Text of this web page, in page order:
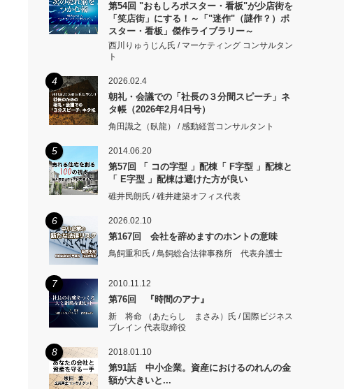
第54回 "おもしろポスター・看板"が少店街を
「笑店街」にする！～「"迷作"（謎作？）ポ
スター・看板」傑作ライブラリー～
西川りゅうじん氏 / マーケティング コンサルタン
ト
4 2026.02.4
朝礼・会議での「社長の３分間スピーチ」ネ
タ帳（2026年2月4日号）
角田識之（臥龍） / 感動経営コンサルタント
5 2014.06.20
第57回 「 コの字型 」配棟「 F字型 」配棟と
「 E字型 」配棟は避けた方が良い
碓井民朗氏 / 碓井建築オフィス代表
6 2026.02.10
第167回 会社を辞めますのホントの意味
鳥飼重和氏 / 鳥飼総合法律事務所 代表弁護士
7 2010.11.12
第76回 『時間のアナ』
新 将命 （あたらし まさみ）氏 / 国際ビジネス
ブレイン 代表取締役
8 2018.01.10
第91話 中小企業。資産におけるのれんの金
額が大きいと...